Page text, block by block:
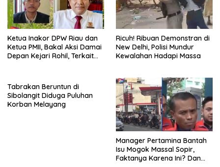
Ketua Inakor DPW Riau dan
Ketua PMII, Bakal Aksi Damai
Depan Kejari Rohil, Terkait
Ricuh! Ribuan Demonstran di
New Delhi, Polisi Mundur
Kewalahan Hadapi Massa
Tabrakan Beruntun di
Sibolangit Diduga Puluhan
Korban Melayang
Manager Pertamina Bantah
Isu Mogok Massal Sopir,
Faktanya Karena Ini? Dan